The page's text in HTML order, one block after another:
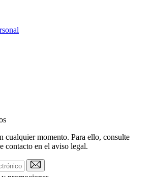
cualquier momento. Para ello, consulte
contacto en el aviso legal.